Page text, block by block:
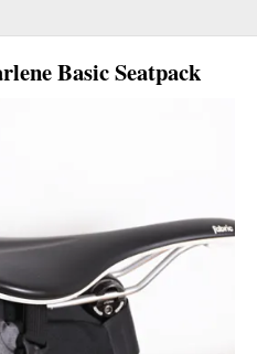
Basic Seatpack